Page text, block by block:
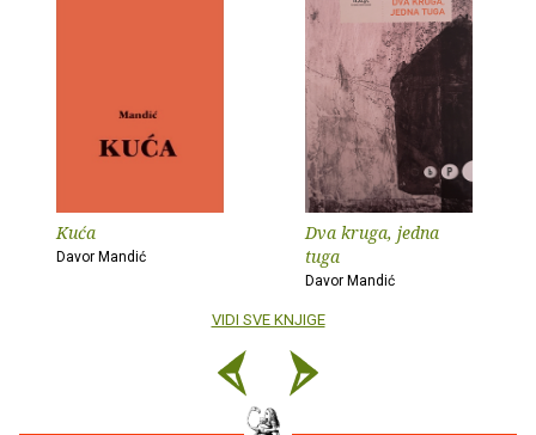
Kuća
Davor Mandić
Dva kruga, jedna
tuga
Davor Mandić
VIDI SVE KNJIGE